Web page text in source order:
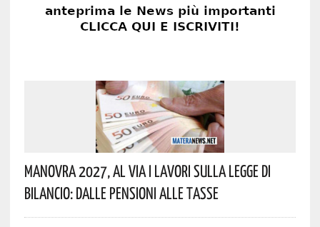
Manovra 2027, Al Via I Lavori Sulla Legge Di
Bilancio: Dalle Pensioni Alle Tasse